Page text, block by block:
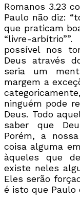
Romanos 3.23
Paulo não diz:
que praticam
“livre-
possível nos
Deus através
seria um
margem a
ninguém pode
Deus. Todo
saber que
Porém, a
coisa alguma
àqueles que
existe neles
Eles serão
é isto que